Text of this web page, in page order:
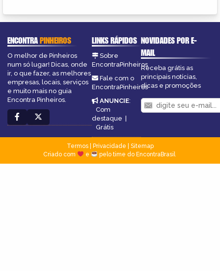
ENCONTRAPINHEIROS
O melhor de Pinheiros
num só lugar! Dicas, onde
ir, o que fazer, as melhores
empresas, locais, serviços
e muito mais no guia
Encontra Pinheiros.
LINKS RÁPIDOS
Sobre
EncontraPinheiros
Fale com o
EncontraPinheiros
ANUNCIE:
Com
destaque |
Grátis
NOVIDADES POR E-
MAIL
Receba grátis as
principais notícias,
dicas e promoções
Termos| Privacidade
Sitemap
Criado com
e pelo time do EncontraBrasil